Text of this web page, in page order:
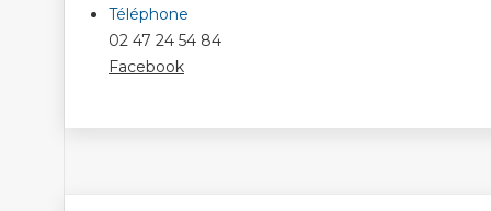
Téléphone
02 47 24 54 84
Facebook